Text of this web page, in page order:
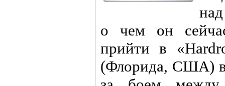
о чем он
прийти в
(Флорида, США) в